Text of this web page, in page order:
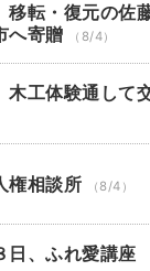
転・復元の佐
へ寄贈
（8/4）
工体験通して
権相談所 （8/4）
日、ふれ愛講